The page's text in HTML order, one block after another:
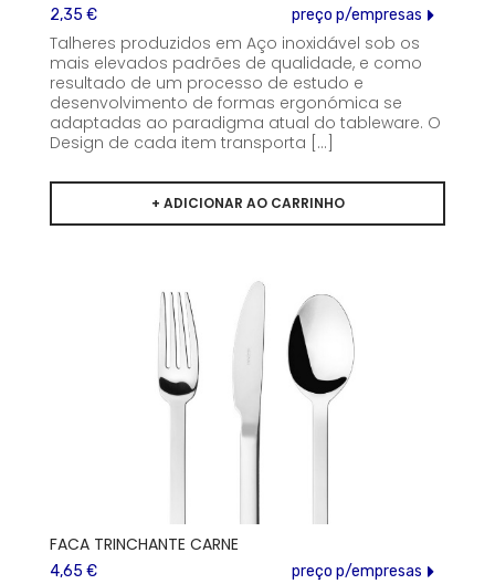
2,35 € preço p/empresas
Talheres produzidos em Aço inoxidável sob os
mais elevados padrões de qualidade, e como
resultado de um processo de estudo e
desenvolvimento de formas ergonómica se
adaptadas ao paradigma atual do tableware. O
Design de cada item transporta [...]
FACA TRINCHANTE CARNE
4,65 € preço p/empresas